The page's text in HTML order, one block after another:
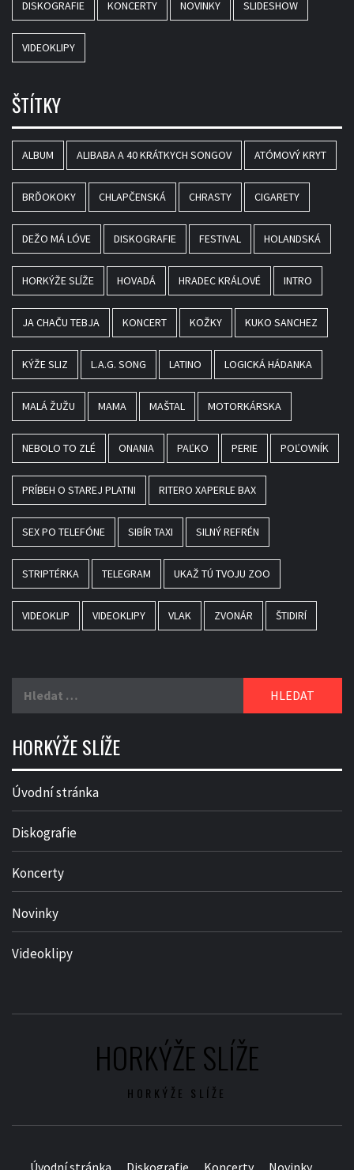
DISKOGRAFIE KONCERTY NOVINKY SLIDESHOW
VIDEOKLIPY
ŠTÍTKY
ALBUM ALIBABA A 40 KRÁTKYCH SONGOV ATÓMOVÝ KRYT
BRĎOKOKY CHLAPČENSKÁ CHRASTY CIGARETY
DEŽO MÁ LÓVE DISKOGRAFIE FESTIVAL HOLANDSKÁ
HORKÝŽE SLÍŽE HOVADÁ HRADEC KRÁLOVÉ INTRO
JA CHAČU TEBJA KONCERT KOŽKY KUKO SANCHEZ
KÝŽE SLIZ L.A.G. SONG LATINO LOGICKÁ HÁDANKA
MALÁ ŽUŽU MAMA MAŠTAL MOTORKÁRSKA
NEBOLO TO ZLÉ ONANIA PAĽKO PERIE POĽOVNÍK
PRÍBEH O STAREJ PLATNI RITERO XAPERLE BAX
SEX PO TELEFÓNE SIBÍR TAXI SILNÝ REFRÉN
STRIPTÉRKA TELEGRAM UKAŽ TÚ TVOJU ZOO
VIDEOKLIP VIDEOKLIPY VLAK ZVONÁR ŠTIDIRÍ
HORKÝŽE SLÍŽE
Úvodní stránka
Diskografie
Koncerty
Novinky
Videoklipy
HORKÝŽE SLÍŽE
HORKÝŽE SLÍŽE
Úvodní stránka Diskografie Koncerty Novinky